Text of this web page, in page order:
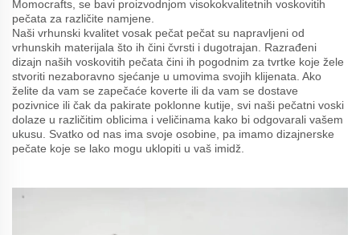
Momocrafts, se bavi proizvodnjom visokokvalitetnih voskovitih
pečata za različite namjene.
Naši vrhunski kvalitet vosak pečat pečat su napravljeni od
vrhunskih materijala što ih čini čvrsti i dugotrajan. Razrađeni
dizajn naših voskovitih pečata čini ih pogodnim za tvrtke koje žele
stvoriti nezaboravno sjećanje u umovima svojih klijenata. Ako
želite da vam se zapečaće koverte ili da vam se dostave
pozivnice ili čak da pakirate poklonne kutije, svi naši pečatni voski
dolaze u različitim oblicima i veličinama kako bi odgovarali vašem
ukusu. Svatko od nas ima svoje osobine, pa imamo dizajnerske
pečate koje se lako mogu uklopiti u vaš imidž.